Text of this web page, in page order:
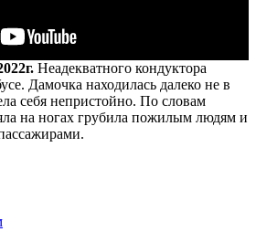
Неадекватного кондуктора
Дамочка находилась далеко не в
себя непристойно. По словам
на ногах грубила пожилым людям и